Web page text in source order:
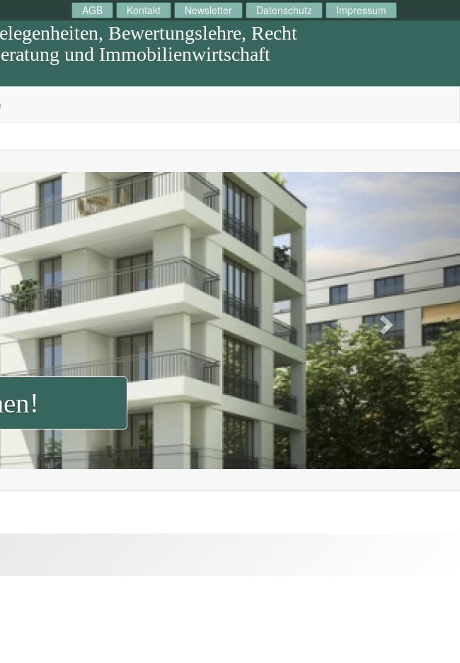
AGB Kontakt Newsletter Datenschutz Impressum
Bewertungslehre, Recht
und Immobilienwirtschaft